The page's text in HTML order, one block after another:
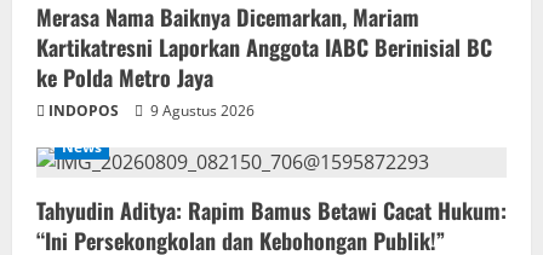
‎Merasa Nama Baiknya Dicemarkan, Mariam
Kartikatresni Laporkan Anggota IABC Berinisial BC
ke Polda Metro Jaya
INDOPOS
9 Agustus 2026
News
‎Tahyudin Aditya: Rapim Bamus Betawi Cacat Hukum:
“Ini Persekongkolan dan Kebohongan Publik!”